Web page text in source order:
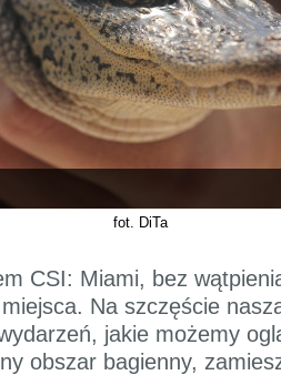
fot. DiTa
CSI: Miami, bez
Na szczęście
jakie możemy
obszar bagienny,